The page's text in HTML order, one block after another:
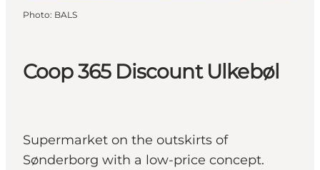
Coop 365 Discount Ulkebøl
Supermarket on the outskirts of
Sønderborg with a low-price concept.
Photo: BALS